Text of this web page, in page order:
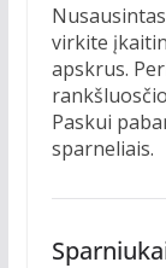
virkite
apskrus.
Paskui
sparneliais.